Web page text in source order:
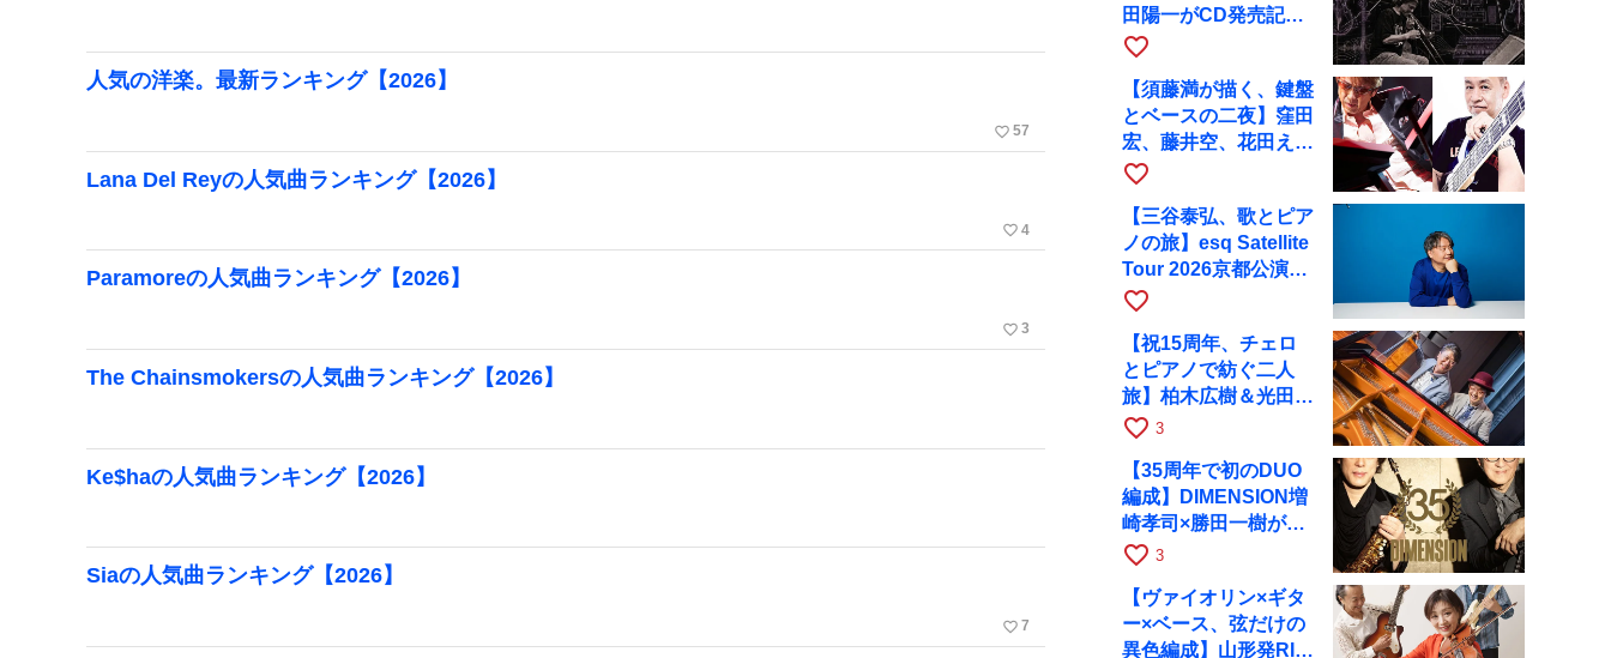
人気の洋楽。最新ランキング【2026】
favorite_border 57
Lana Del Reyの人気曲ランキング【2026】
favorite_border 4
Paramoreの人気曲ランキング【2026】
favorite_border 3
The Chainsmokersの人気曲ランキング【2026】
Ke$haの人気曲ランキング【2026】
Siaの人気曲ランキング【2026】
favorite_border 7
田陽一がCD発売記念
ツアーで9月4日に京
favorite_border
【須藤満が描く、鍵盤
とベースの二夜】窪田
宏、藤井空、花田えみ
と京都RAGで共演
favorite_border
【三谷泰弘、歌とピア
ノの旅】esq Satellite
Tour 2026京都公演を
10月に開催
favorite_border
【祝15周年、チェロ
とピアノで紡ぐ二人
旅】柏木広樹＆光田健
一が11月12日に京都
favorite_border 3
【35周年で初のDUO
編成】DIMENSION増
崎孝司×勝田一樹が10
月11日に京都RAGへ
favorite_border 3
【ヴァイオリン×ギタ
ー×ベース、弦だけの
異色編成】山形発RIM